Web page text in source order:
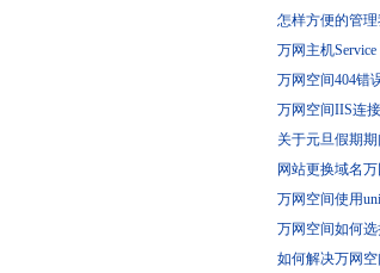
怎样方便的管
万网主机
万网空间404错
万网空间IIS连
关于元旦假期
网站更换域名
万网空间使用
万网空间如何选
如何解决万网空